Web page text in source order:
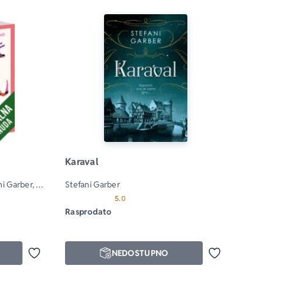
Garber,
Dodaj u omiljene
Karaval
Stefani Garber
5.0Prosecna ocena je 5.0 od 5
Rasprodato
Dodaj u omiljene
NEDOSTUPNO